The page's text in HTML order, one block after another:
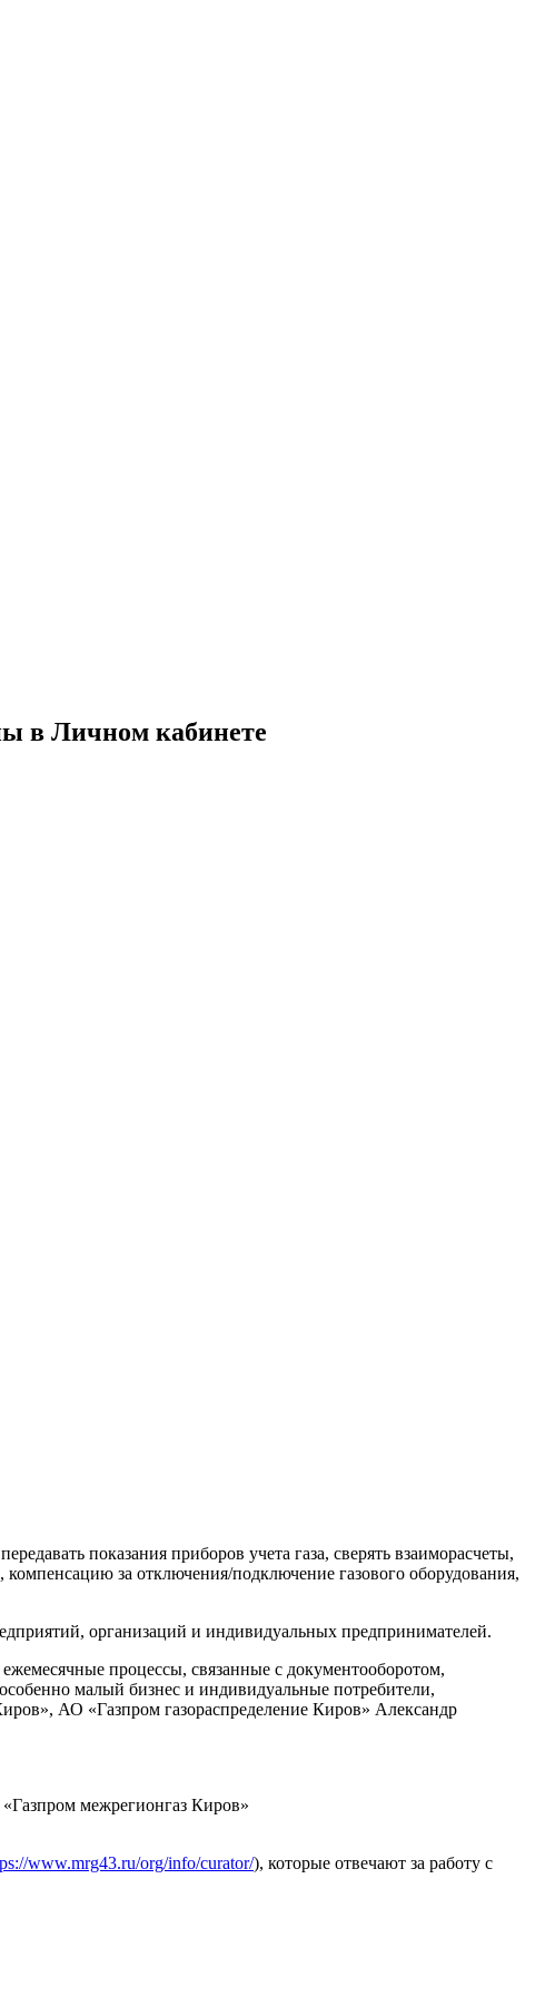
в Личном кабинете
показания приборов учета газа, сверять взаиморасчеты,
за отключения/подключение газового оборудования,
организаций и индивидуальных предпринимателей.
процессы, связанные с документооборотом,
малый бизнес и индивидуальные потребители,
АО «Газпром газораспределение Киров» Александр
межрегионгаз Киров»
www.mrg43.ru/org/info/curator/), которые отвечают за работу с